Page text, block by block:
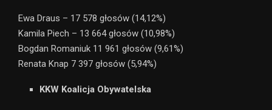
Ewa Draus – 17 578 głosów (14,12%)
Kamila Piech – 13 664 głosów (10,98%)
Bogdan Romaniuk 11 961 głosów (9,61%)
Renata Knap 7 397 głosów (5,94%)
KKW Koalicja Obywatelska